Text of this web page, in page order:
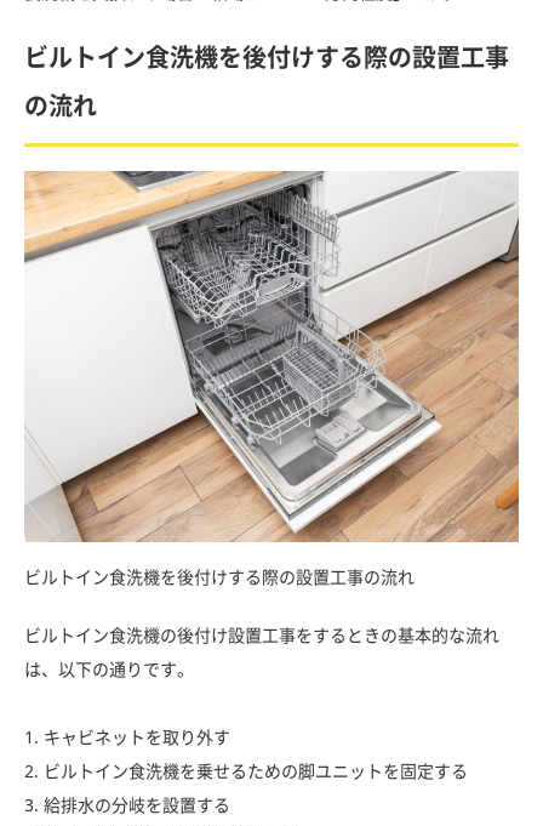
ビルトイン食洗機を後付けする際の設置工事
の流れ
ビルトイン食洗機を後付けする際の設置工事の流れ
ビルトイン食洗機の後付け設置工事をするときの基本的な流れ
は、以下の通りです。
1. キャビネットを取り外す
2. ビルトイン食洗機を乗せるための脚ユニットを固定する
3. 給排水の分岐を設置する